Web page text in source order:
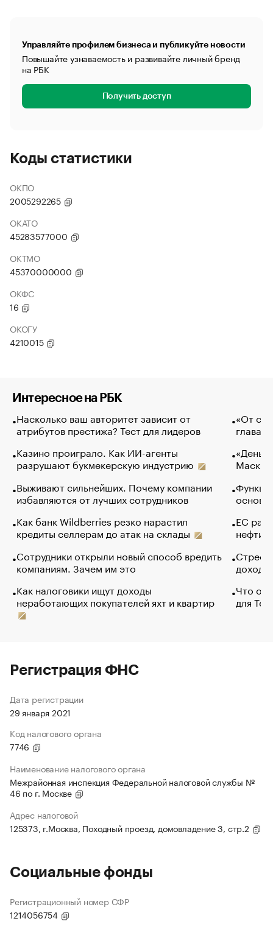
Управляйте профилем бизнеса и публикуйте новости
Повышайте узнаваемость и развивайте личный бренд
на РБК
Получить доступ
Коды статистики
ОКПО
2005292265
ОКАТО
45283577000
ОКТМО
45370000000
ОКФС
16
ОКОГУ
4210015
Интересное на РБК
Насколько ваш авторитет зависит от
атрибутов престижа? Тест для лидеров
Казино проиграло. Как ИИ-агенты
разрушают букмекерскую индустрию
Выживают сильнейших. Почему компании
избавляются от лучших сотрудников
Как банк Wildberries резко нарастил
кредиты селлерам до атак на склады
Сотрудники открыли новый способ вредить
компаниям. Зачем им это
Как налоговики ищут доходы
неработающих покупателей яхт и квартир
«От
глава
Маск в
основ
ЕС
нефти
Что
для
Регистрация ФНС
Дата регистрации
29 января 2021
Код налогового органа
7746
Наименование налогового органа
Межрайонная инспекция Федеральной налоговой службы №
46 по г. Москве
Адрес налоговой
125373, г.Москва, Походный проезд, домовладение 3, стр.2
Социальные фонды
Регистрационный номер СФР
1214056754